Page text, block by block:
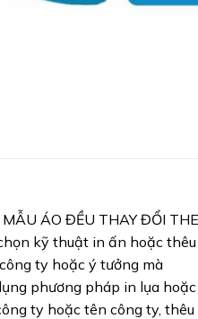
ÁO ĐỀU THAY ĐỔI
kỹ thuật in ấn hoặc
ty hoặc ý tưởng mà
phương pháp in lụa
ty hoặc tên công ty,